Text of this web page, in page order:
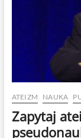
ATEIZM NAUKA
Zapytaj